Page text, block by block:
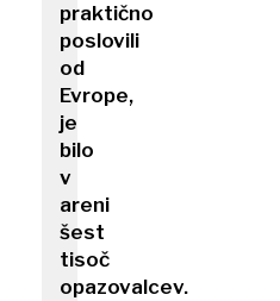
praktično
poslovili
od
Evrope,
je
bilo
v
areni
šest
tisoč
opazovalcev.